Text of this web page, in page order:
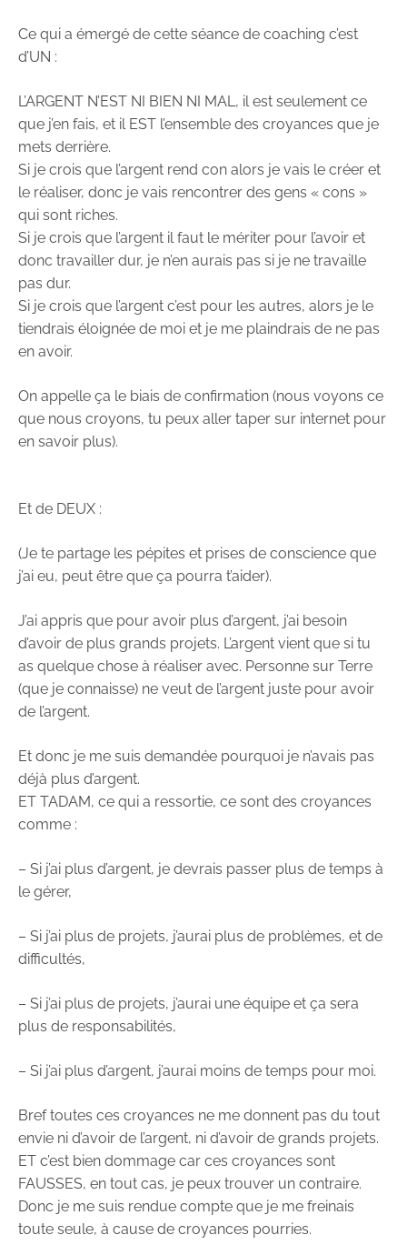
Ce qui a émergé de cette séance de coaching c’est
d’UN :
L’ARGENT N’EST NI BIEN NI MAL, il est seulement ce
que j’en fais, et il EST l’ensemble des croyances que je
mets derrière.
Si je crois que l’argent rend con alors je vais le créer et
le réaliser, donc je vais rencontrer des gens « cons »
qui sont riches.
Si je crois que l’argent il faut le mériter pour l’avoir et
donc travailler dur, je n’en aurais pas si je ne travaille
pas dur.
Si je crois que l’argent c’est pour les autres, alors je le
tiendrais éloignée de moi et je me plaindrais de ne pas
en avoir.
On appelle ça le biais de confirmation (nous voyons ce
que nous croyons, tu peux aller taper sur internet pour
en savoir plus).
Et de DEUX :
(Je te partage les pépites et prises de conscience que
j’ai eu, peut être que ça pourra t’aider).
J’ai appris que pour avoir plus d’argent, j’ai besoin
d’avoir de plus grands projets. L’argent vient que si tu
as quelque chose à réaliser avec. Personne sur Terre
(que je connaisse) ne veut de l’argent juste pour avoir
de l’argent.
Et donc je me suis demandée pourquoi je n’avais pas
déjà plus d’argent.
ET TADAM, ce qui a ressortie, ce sont des croyances
comme :
– Si j’ai plus d’argent, je devrais passer plus de temps à
le gérer,
– Si j’ai plus de projets, j’aurai plus de problèmes, et de
difficultés,
– Si j’ai plus de projets, j’aurai une équipe et ça sera
plus de responsabilités,
– Si j’ai plus d’argent, j’aurai moins de temps pour moi.
Bref toutes ces croyances ne me donnent pas du tout
envie ni d’avoir de l’argent, ni d’avoir de grands projets.
ET c’est bien dommage car ces croyances sont
FAUSSES, en tout cas, je peux trouver un contraire.
Donc je me suis rendue compte que je me freinais
toute seule, à cause de croyances pourries.